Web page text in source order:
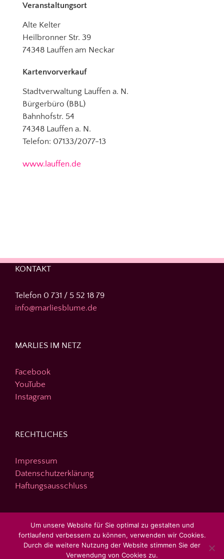
Veranstaltungsort
Alte Kelter
Heilbronner Str. 39
74348 Lauffen am Neckar
Kartenvorverkauf
Stadtverwaltung Lauffen a. N.
Bürgerbüro (BBL)
Bahnhofstr. 54
74348 Lauffen a. N.
Telefon: 07133/2077-13
www.lauffen.de
KONTAKT
Telefon 0 731 / 5 52 18 79
info@marliesblume.de
MARLIES IM NETZ
Facebook
YouTube
Instagram
RECHTLICHES
Impressum
Datenschutzerklärung
Haftungsausschluss
DIE SEITE DURCHSUCHEN
Suche
Um unsere Website für Sie optimal zu gestalten und
fortlaufend verbessern zu können, verwenden wir Cookies.
Durch die weitere Nutzung der Website stimmen Sie der
Verwendung von Cookies zu.